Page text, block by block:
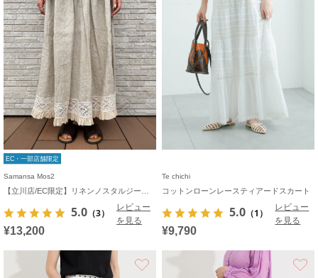
EC・一部店舗限定
Samansa Mos2
5.0 （3）
レビュー
を見る
¥13,200
Te chichi
コットンローンレースティアードスカート
5.0 （1）
レビュー
を見る
¥9,790